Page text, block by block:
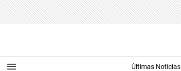
Últimas Noticias